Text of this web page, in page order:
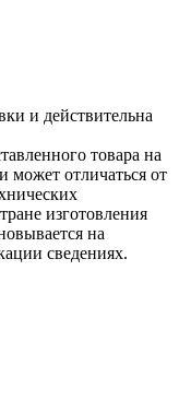
и действительна
товара на
может отличаться от
изготовления
на
сведениях.